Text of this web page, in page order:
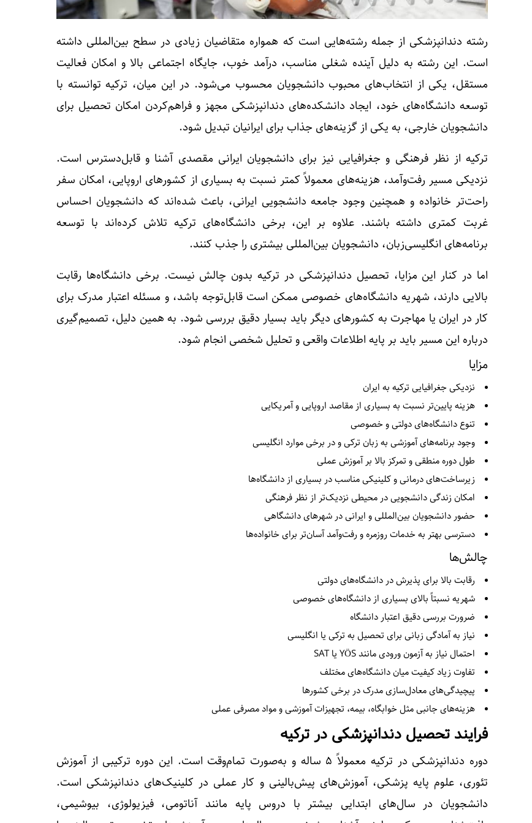
رشته دندانپزشکی از جمله رشته‌هایی است که همواره متقاضیان زیادی در سطح بین‌المللی داشته
است. این رشته به دلیل آینده شغلی مناسب، درآمد خوب، جایگاه اجتماعی بالا و امکان فعالیت
مستقل، یکی از انتخاب‌های محبوب دانشجویان محسوب می‌شود. در این میان، ترکیه توانسته با
توسعه دانشگاه‌های خود، ایجاد دانشکده‌های دندانپزشکی مجهز و فراهم‌کردن امکان تحصیل برای
دانشجویان خارجی، به یکی از گزینه‌های جذاب برای ایرانیان تبدیل شود.
ترکیه از نظر فرهنگی و جغرافیایی نیز برای دانشجویان ایرانی مقصدی آشنا و قابل‌دسترس است.
نزدیکی مسیر رفت‌وآمد، هزینه‌های معمولاً کمتر نسبت به بسیاری از کشورهای اروپایی، امکان سفر
راحت‌تر خانواده و همچنین وجود جامعه دانشجویی ایرانی، باعث شده‌اند که دانشجویان احساس
غربت کمتری داشته باشند. علاوه بر این، برخی دانشگاه‌های ترکیه تلاش کرده‌اند با توسعه
برنامه‌های انگلیسی‌زبان، دانشجویان بین‌المللی بیشتری را جذب کنند.
اما در کنار این مزایا، تحصیل دندانپزشکی در ترکیه بدون چالش نیست. برخی دانشگاه‌ها رقابت
بالایی دارند، شهریه دانشگاه‌های خصوصی ممکن است قابل‌توجه باشد، و مسئله اعتبار مدرک برای
کار در ایران یا مهاجرت به کشورهای دیگر باید بسیار دقیق بررسی شود. به همین دلیل، تصمیم‌گیری
درباره این مسیر باید بر پایه اطلاعات واقعی و تحلیل شخصی انجام شود.
مزایا
نزدیکی جغرافیایی ترکیه به ایران
هزینه پایین‌تر نسبت به بسیاری از مقاصد اروپایی و آمریکایی
تنوع دانشگاه‌های دولتی و خصوصی
وجود برنامه‌های آموزشی به زبان ترکی و در برخی موارد انگلیسی
طول دوره منطقی و تمرکز بالا بر آموزش عملی
زیرساخت‌های درمانی و کلینیکی مناسب در بسیاری از دانشگاه‌ها
امکان زندگی دانشجویی در محیطی نزدیک‌تر از نظر فرهنگی
حضور دانشجویان بین‌المللی و ایرانی در شهرهای دانشگاهی
دسترسی بهتر به خدمات روزمره و رفت‌وآمد آسان‌تر برای خانواده‌ها
چالش‌ها
رقابت بالا برای پذیرش در دانشگاه‌های دولتی
شهریه نسبتاً بالای بسیاری از دانشگاه‌های خصوصی
ضرورت بررسی دقیق اعتبار دانشگاه
نیاز به آمادگی زبانی برای تحصیل به ترکی یا انگلیسی
احتمال نیاز به آزمون ورودی مانند YÖS یا SAT
تفاوت زیاد کیفیت میان دانشگاه‌های مختلف
پیچیدگی‌های معادل‌سازی مدرک در برخی کشورها
هزینه‌های جانبی مثل خوابگاه، بیمه، تجهیزات آموزشی و مواد مصرفی عملی
فرایند تحصیل دندانپزشکی در ترکیه
دوره دندانپزشکی در ترکیه معمولاً ۵ ساله و به‌صورت تمام‌وقت است. این دوره ترکیبی از آموزش
تئوری، علوم پایه پزشکی، آموزش‌های پیش‌بالینی و کار عملی در کلینیک‌های دندانپزشکی است.
دانشجویان در سال‌های ابتدایی بیشتر با دروس پایه مانند آناتومی، فیزیولوژی، بیوشیمی،